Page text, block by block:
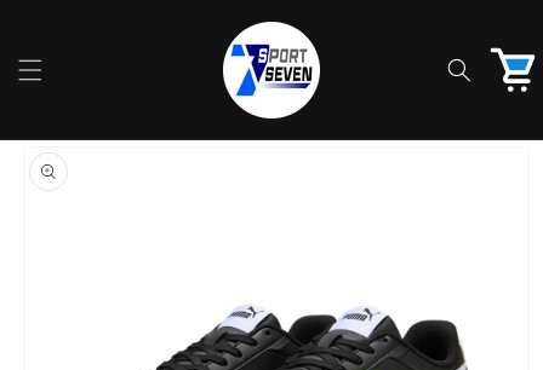
Carrito
directamente
a la
información